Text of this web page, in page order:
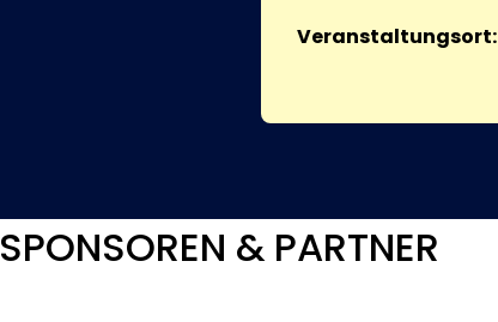
Veranstaltungsort:
SPONSOREN & PARTNER